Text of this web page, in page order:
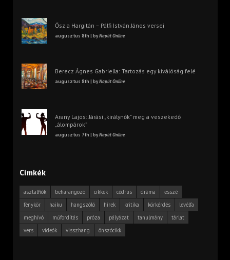
Ősz a Hargitán – Pálfi István János versei
augusztus 8th | byNapút Online
Berecz Ágnes Gabriella: Tartozás egy kiválóság felé
augusztus 8th | byNapút Online
Arany Lajos: Járási „királynők” meg a veszekedő
„álompárok”
augusztus 7th | byNapút Online
Címkék
asztalfiók beharangozó cikkek cédrus dráma
esszé
fénykör
haiku hangszóló hírek kritika körkérdés
levélfa
meghívó
műfordítás próza pályázat tanulmány
tárlat
vers
videók visszhang önszócikk